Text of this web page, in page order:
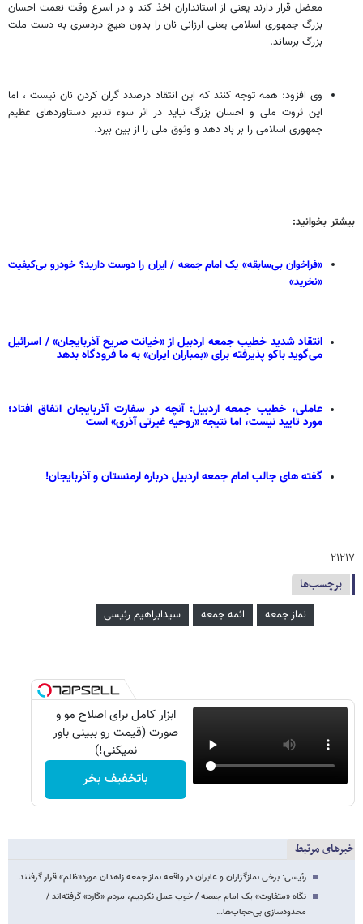
معضل قرار دارند یعنی از استانداران اخذ کند و در اسرع وقت نعمت احسان
بزرگ جمهوری اسلامی یعنی ارزانی نان را بدون هیچ دردسری به دست ملت
بزرگ برساند.
وی افزود: همه توجه کنند که این انتقاد درصدد گران کردن نان نیست ، اما
این ثروت ملی و احسان بزرگ نباید در اثر سوء تدبیر دستاوردهای عظیم
جمهوری اسلامی را بر باد دهد و وثوق ملی را از بین ببرد.
بیشتر بخوانید:
«فراخوان بی‌سابقه» یک امام جمعه / ایران را دوست دارید؟ خودرو بی‌کیفیت
«نخرید»
انتقاد شدید خطیب جمعه اردبیل از «خیانت صریح آذربایجان» / اسرائیل
می‌گوید باکو پذیرفته برای «بمباران ایران» به ما فرودگاه بدهد
عاملی، خطیب جمعه اردبیل: آنچه در سفارت آذربایجان اتفاق افتاد؛
مورد تایید نیست، اما نتیجه «روحیه غیرتی آذری» است
گفته های جالب امام جمعه اردبیل درباره ارمنستان و آذربایجان!
۲۱۲۱۷
برچسب‌ها
نماز جمعه ائمه جمعه سیدابراهیم رئیسی
ابزار کامل برای اصلاح مو و
صورت (قیمت رو ببینی باور
نمیکنی!)
باتخفیف بخر
خبرهای مرتبط
رئیسی: برخی نمازگزاران و عابران در واقعه نماز جمعه زاهدان مورد«ظلم» قرار گرفتند
نگاه «متفاوت» یک امام جمعه / خوب عمل نکردیم، مردم «گارد» گرفته‌اند /
محدودسازی بی‌حجاب‌ها…